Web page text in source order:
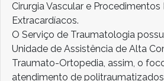
Cirurgia Vascular e
Extracardíacos.
O Serviço de Traumatologia
Unidade de Assistência de Alta
Traumato-Ortopedia, assim, o
atendimento de